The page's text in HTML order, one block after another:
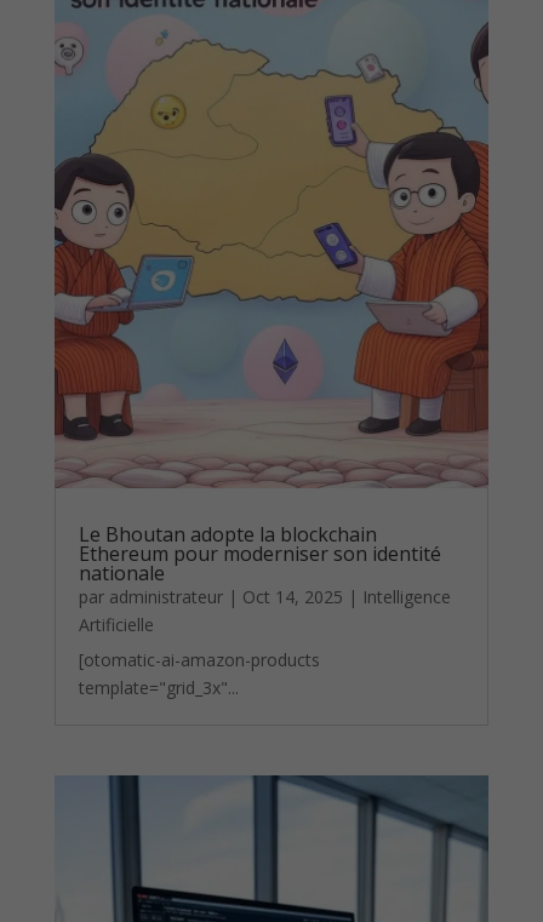
Le Bhoutan adopte la blockchain
Ethereum pour moderniser son identité
nationale
par administrateur| Oct 14, 2025 | Intelligence
Artificielle
[otomatic-ai-amazon-products
template="grid_3x"...